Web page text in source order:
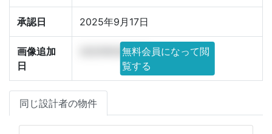
承認日 2025年9月17日
画像追加
日
2025年9月10日無料会員になって閲
覧する
同じ設計者の物件